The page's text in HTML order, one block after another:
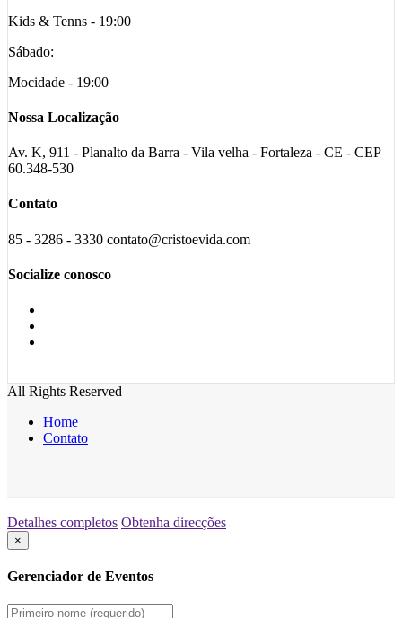
Kids & Tenns - 19:00
Sábado:
Mocidade - 19:00
Nossa Localização
Av. K, 911 - Planalto da Barra - Vila velha - Fortaleza - CE - CEP
60.348-530
Contato
85 - 3286 - 3330 contato@cristoevida.com
Socialize conosco
All Rights Reserved
Home
Contato
Detalhes completos Obtenha direcções
×
Gerenciador de Eventos